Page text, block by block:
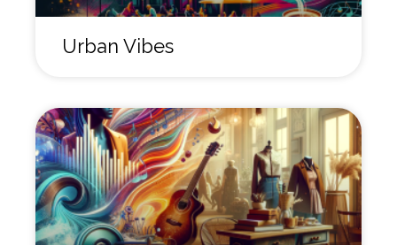
Urban Vibes